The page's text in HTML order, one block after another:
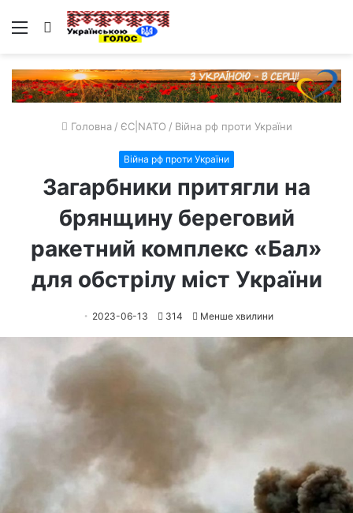
Меню Пошук
Головна / ЄС|NATO / Війна рф проти України
Війна рф проти України
Загарбники притягли на
брянщину береговий
ракетний комплекс «Бал»
для обстрілу міст України
2023-06-13 314 Менше хвилини